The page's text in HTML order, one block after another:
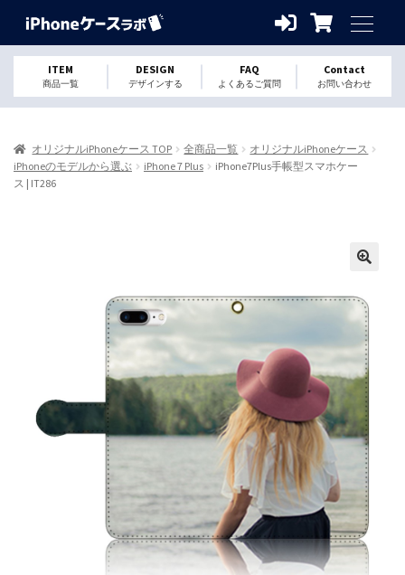
ITEM
商品一覧
DESIGN
デザインする
FAQ
よくあるご質問
Contact
お問い合わせ
オリジナルiPhoneケース TOP 全商品一覧
オリジナルiPhoneケース
iPhoneのモデルから選ぶ
iPhone 7 Plus
iPhone7Plus手帳型スマホケー
ス | IT286